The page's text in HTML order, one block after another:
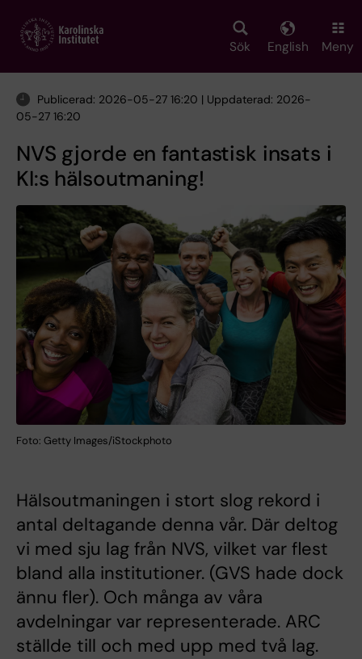
main
Sök English Meny
Publicerad: 2026-05-27 16:20 | Uppdaterad: 2026-
05-27 16:20
NVS gjorde en fantastisk insats i
KI:s hälsoutmaning!
Foto: Getty Images/iStockphoto
Hälsoutmaningen i stort slog rekord i
antal deltagande denna vår. Där deltog
vi med sju lag från NVS, vilket var flest
bland alla institutioner. (GVS hade dock
ännu fler). Och många av våra
avdelningar var representerade. ARC
ställde till och med upp med två lag.